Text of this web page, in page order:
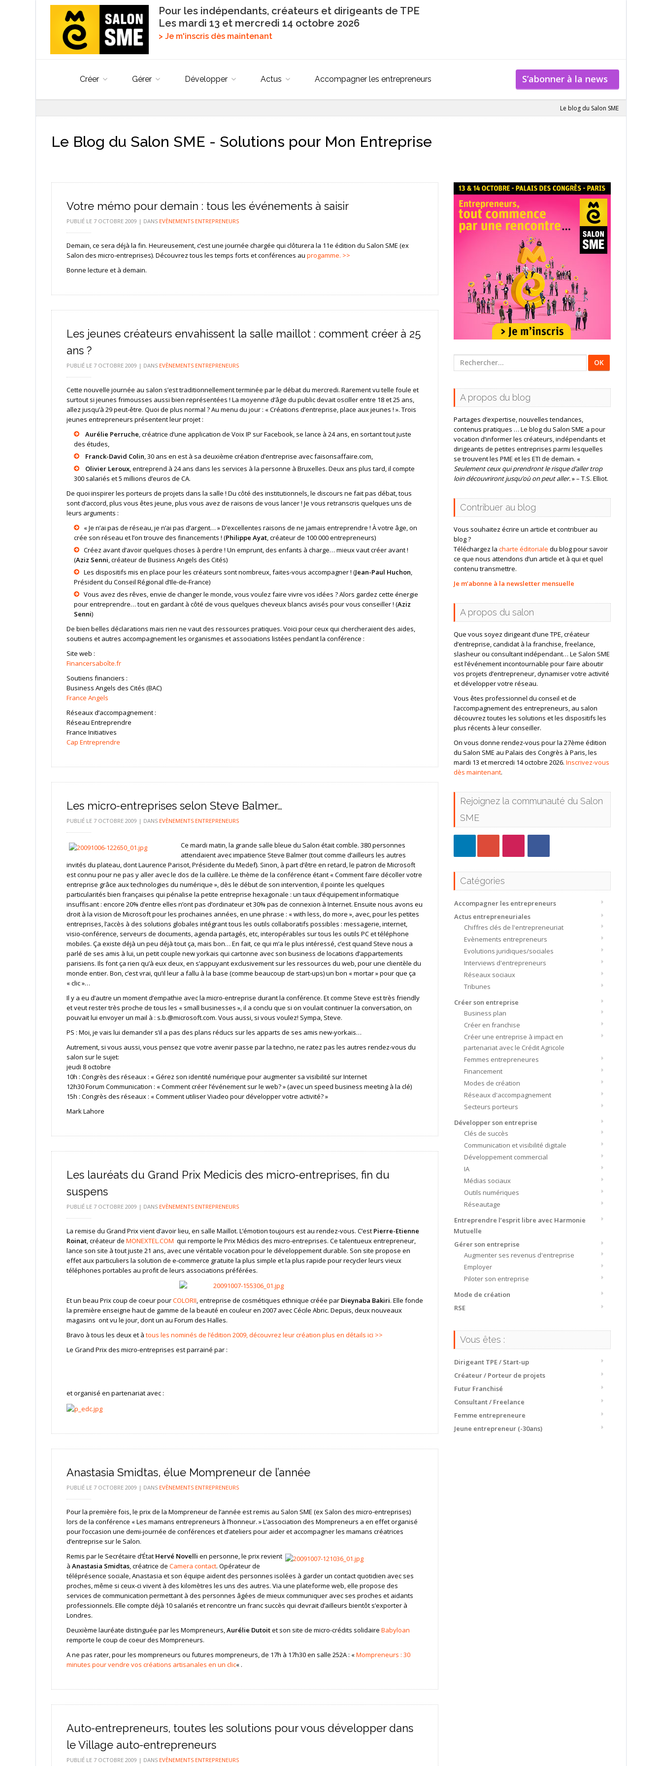
Pour les indépendants, créateurs et dirigeants de TPE
Les mardi 13 et mercredi 14 octobre 2026
> Je m'inscris dès maintenant
Créer Gérer Développer Actus Accompagner les entrepreneurs S’abonner à la news
Le blog du Salon SME
Le Blog du Salon SME - Solutions pour Mon Entreprise
Votre mémo pour demain : tous les événements à saisir
PUBLIÉ LE 7 OCTOBRE 2009 | DANS EVÈNEMENTS ENTREPRENEURS
Demain, ce sera déjà la fin. Heureusement, c’est une journée chargée qui clôturera la 11e édition du Salon SME (ex
Salon des micro-entreprises). Découvrez tous les temps forts et conférences au progamme. >>
Bonne lecture et à demain.
Les jeunes créateurs envahissent la salle maillot : comment créer à 25
ans ?
PUBLIÉ LE 7 OCTOBRE 2009 | DANS EVÈNEMENTS ENTREPRENEURS
Cette nouvelle journée au salon s’est traditionnellement terminée par le débat du mercredi. Rarement vu telle foule et
surtout si jeunes frimousses aussi bien représentées ! La moyenne d’âge du public devait osciller entre 18 et 25 ans,
allez jusqu’à 29 peut-être. Quoi de plus normal ? Au menu du jour : « Créations d’entreprise, place aux jeunes ! ». Trois
jeunes entrepreneurs présentent leur projet :
Aurélie Perruche, créatrice d’une application de Voix IP sur Facebook, se lance à 24 ans, en sortant tout juste
des études,
Franck-David Colin, 30 ans en est à sa deuxième création d’entreprise avec faisonsaffaire.com,
Olivier Leroux, entreprend à 24 ans dans les services à la personne à Bruxelles. Deux ans plus tard, il compte
300 salariés et 5 millions d’euros de CA.
De quoi inspirer les porteurs de projets dans la salle ! Du côté des institutionnels, le discours ne fait pas débat, tous
sont d’accord, plus vous êtes jeune, plus vous avez de raisons de vous lancer ! Je vous retranscris quelques uns de
leurs arguments :
« Je n’ai pas de réseau, je n’ai pas d’argent… » D’excellentes raisons de ne jamais entreprendre ! À votre âge, on
crée son réseau et l’on trouve des financements ! (Philippe Ayat, créateur de 100 000 entrepreneurs)
Créez avant d’avoir quelques choses à perdre ! Un emprunt, des enfants à charge… mieux vaut créer avant !
(Aziz Senni, créateur de Business Angels des Cités)
Les dispositifs mis en place pour les créateurs sont nombreux, faites-vous accompagner ! (Jean-Paul Huchon,
Président du Conseil Régional d’Ile-de-France)
Vous avez des rêves, envie de changer le monde, vous voulez faire vivre vos idées ? Alors gardez cette énergie
pour entreprendre… tout en gardant à côté de vous quelques cheveux blancs avisés pour vous conseiller ! (Aziz
Senni)
De bien belles déclarations mais rien ne vaut des ressources pratiques. Voici pour ceux qui chercheraient des aides,
soutiens et autres accompagnement les organismes et associations listées pendant la conférence :
Site web :
Financersaboîte.fr
Soutiens financiers :
Business Angels des Cités (BAC)
France Angels
Réseaux d’accompagnement :
Réseau Entreprendre
France Initiatives
Cap Entreprendre
Les micro-entreprises selon Steve Balmer…
PUBLIÉ LE 7 OCTOBRE 2009 | DANS EVÈNEMENTS ENTREPRENEURS
Ce mardi matin, la grande salle bleue du Salon était comble. 380 personnes
attendaient avec impatience Steve Balmer (tout comme d’ailleurs les autres
invités du plateau, dont Laurence Parisot, Présidente du Medef). Sinon, à part d’être en retard, le patron de Microsoft
est connu pour ne pas y aller avec le dos de la cuillère. Le thème de la conférence étant « Comment faire décoller votre
entreprise grâce aux technologies du numérique », dès le début de son intervention, il pointe les quelques
particularités bien françaises qui pénalise la petite entreprise hexagonale : un taux d’équipement informatique
insuffisant : encore 20% d’entre elles n’ont pas d’ordinateur et 30% pas de connexion à Internet. Ensuite nous avons eu
droit à la vision de Microsoft pour les prochaines années, en une phrase : « with less, do more », avec, pour les petites
entreprises, l’accès à des solutions globales intégrant tous les outils collaboratifs possibles : messagerie, internet,
visio-conférence, serveurs de documents, agenda partagés, etc, interopérables sur tous les outils PC et téléphone
mobiles. Ça existe déjà un peu déjà tout ça, mais bon… En fait, ce qui m’a le plus intéressé, c’est quand Steve nous a
parlé de ses amis à lui, un petit couple new yorkais qui cartonne avec son business de locations d’appartements
parisiens. Ils font ça rien qu’à eux deux, en s’appuyant exclusivement sur les ressources du web, pour une clientèle du
monde entier. Bon, c’est vrai, qu’il leur a fallu à la base (comme beaucoup de start-ups) un bon « mortar » pour que ça
« clic »…
Il y a eu d’autre un moment d’empathie avec la micro-entreprise durant la conférence. Et comme Steve est très friendly
et veut rester très proche de tous les « small businesses », il a conclu que si on voulait continuer la conversation, on
pouvait lui envoyer un mail à : s.b.@microsoft.com. Vous aussi, si vous voulez! Sympa, Steve.
PS : Moi, je vais lui demander s’il a pas des plans réducs sur les apparts de ses amis new-yorkais…
Autrement, si vous aussi, vous pensez que votre avenir passe par la techno, ne ratez pas les autres rendez-vous du
salon sur le sujet:
jeudi 8 octobre
10h : Congrès des réseaux : « Gérez son identité numérique pour augmenter sa visibilité sur Internet
12h30 Forum Communication : « Comment créer l’événement sur le web? » (avec un speed business meeting à la clé)
15h : Congrès des réseaux : « Comment utiliser Viadeo pour développer votre activité? »
Mark Lahore
Les lauréats du Grand Prix Medicis des micro-entreprises, fin du
suspens
PUBLIÉ LE 7 OCTOBRE 2009 | DANS EVÈNEMENTS ENTREPRENEURS
La remise du Grand Prix vient d’avoir lieu, en salle Maillot. L’émotion toujours est au rendez-vous. C’est Pierre-Etienne
Roinat, créateur de MONEXTEL.COM qui remporte le Prix Médicis des micro-entreprises. Ce talentueux entrepreneur,
lance son site à tout juste 21 ans, avec une véritable vocation pour le développement durable. Son site propose en
effet aux particuliers la solution de e-commerce gratuite la plus simple et la plus rapide pour recycler leurs vieux
téléphones portables au profit de leurs associations préférées.
Et un beau Prix coup de coeur pourCOLORII, entreprise de cosmétiques ethnique créée par Dieynaba Bakiri. Elle fonde
la première enseigne haut de gamme de la beauté en couleur en 2007 avec Cécile Abric. Depuis, deux nouveaux
magasins ont vu le jour, dont un au Forum des Halles.
Bravo à tous les deux et à tous les nominés de l’édition 2009, découvrez leur création plus en détails ici >>
Le Grand Prix des micro-entreprises est parrainé par :
et organisé en partenariat avec :
Anastasia Smidtas, élue Mompreneur de l’année
PUBLIÉ LE 7 OCTOBRE 2009 | DANS EVÈNEMENTS ENTREPRENEURS
Pour la première fois, le prix de la Mompreneur de l’année est remis au Salon SME (ex Salon des micro-entreprises)
lors de la conférence « Les mamans entrepreneurs à l’honneur. » L’association des Mompreneurs a en effet organisé
pour l’occasion une demi-journée de conférences et d’ateliers pour aider et accompagner les mamans créatrices
d’entreprise sur le Salon.
Remis par le Secrétaire d’État Hervé Novelli en personne, le prix revient
à Anastasia Smidtas, créatrice de Camera contact. Opérateur de
téléprésence sociale, Anastasia et son équipe aident des personnes isolées à garder un contact quotidien avec ses
proches, même si ceux-ci vivent à des kilomètres les uns des autres. Via une plateforme web, elle propose des
services de communication permettant à des personnes âgées de mieux communiquer avec ses proches et aidants
professionnels. Elle compte déjà 10 salariés et rencontre un franc succès qui devrait d’ailleurs bientôt s’exporter à
Londres.
Deuxième lauréate distinguée par les Mompreneurs,Aurélie Dutoitet son site de micro-crédits solidaire Babyloan
remporte le coup de coeur des Mompreneurs.
A ne pas rater, pour les mompreneurs ou futures mompreneurs, de 17h à 17h30 en salle 252A : «Mompreneurs : 30
minutes pour vendre vos créations artisanales en un clic« .
Auto-entrepreneurs, toutes les solutions pour vous développer dans
le Village auto-entrepreneurs
PUBLIÉ LE 7 OCTOBRE 2009 | DANS EVÈNEMENTS ENTREPRENEURS
Rechercher
:
A propos du blog
Partages d’expertise, nouvelles tendances,
contenus pratiques … Le blog du Salon SME a pour
vocation d’informer les créateurs, indépendants et
dirigeants de petites entreprises parmi lesquelles
se trouvent les PME et les ETI de demain. «
Seulement ceux qui prendront le risque d’aller trop
loin découvriront jusqu’où on peut aller.» – T.S. Elliot.
Contribuer au blog
Vous souhaitez écrire un article et contribuer au
blog ?
Téléchargez lacharte éditoriale du blog pour savoir
ce que nous attendons d’un article et à qui et quel
contenu transmettre.
Je m’abonne à la newsletter mensuelle
A propos du salon
Que vous soyez dirigeant d’une TPE, créateur
d’entreprise, candidat à la franchise, freelance,
slasheur ou consultant indépendant… Le Salon SME
est l’événement incontournable pour faire aboutir
vos projets d’entrepreneur, dynamiser votre activité
et développer votre réseau.
Vous êtes professionnel du conseil et de
l’accompagnement des entrepreneurs, au salon
découvrez toutes les solutions et les dispositifs les
plus récents à leur conseiller.
On vous donne rendez-vous pour la 27ème édition
du Salon SME au Palais des Congrès à Paris, les
mardi 13 et mercredi 14 octobre 2026.Inscrivez-vous
dès maintenant.
Rejoignez la communauté du Salon
SME
Catégories
Accompagner les entrepreneurs
Actus entrepreneuriales
Chiffres clés de l'entrepreneuriat
Evènements entrepreneurs
Evolutions juridiques/sociales
Interviews d'entrepreneurs
Réseaux sociaux
Tribunes
Créer son entreprise
Business plan
Créer en franchise
Créer une entreprise à impact en
partenariat avec le Crédit Agricole
Femmes entrepreneures
Financement
Modes de création
Réseaux d'accompagnement
Secteurs porteurs
Développer son entreprise
Clés de succès
Communication et visibilité digitale
Développement commercial
IA
Médias sociaux
Outils numériques
Réseautage
Entreprendre l’esprit libre avec Harmonie
Mutuelle
Gérer son entreprise
Augmenter ses revenus d'entreprise
Employer
Piloter son entreprise
Mode de création
RSE
Vous êtes :
Dirigeant TPE / Start-up
Créateur / Porteur de projets
Futur Franchisé
Consultant / Freelance
Femme entrepreneure
Jeune entrepreneur (-30ans)